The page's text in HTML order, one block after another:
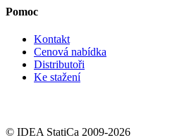
Pomoc
Kontakt
Cenová nabídka
Distributoři
Ke stažení
© IDEA StatiCa 2009-2026